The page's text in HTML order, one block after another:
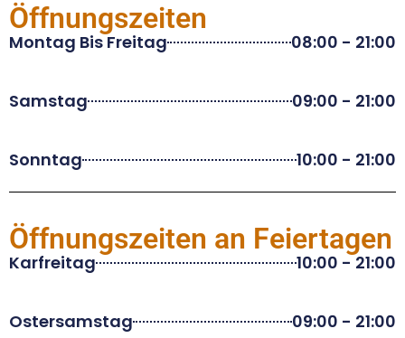
Öffnungszeiten
Montag Bis Freitag 08:00 - 21:00
Samstag 09:00 - 21:00
Sonntag 10:00 - 21:00
Öffnungszeiten an Feiertagen
Karfreitag 10:00 - 21:00
Ostersamstag 09:00 - 21:00